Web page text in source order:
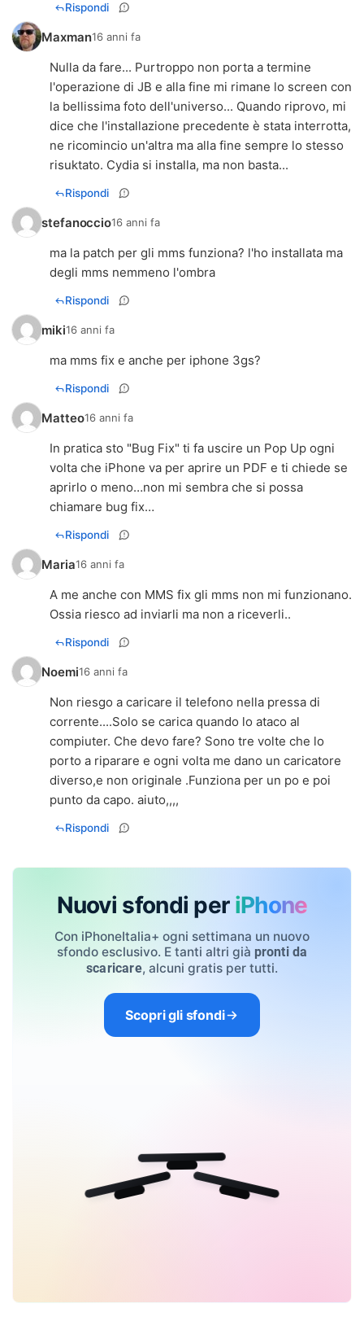
Rispondi
Maxman16 anni fa
Nulla da fare... Purtroppo non porta a termine
l'operazione di JB e alla fine mi rimane lo screen con
la bellissima foto dell'universo... Quando riprovo, mi
dice che l'installazione precedente è stata interrotta,
ne ricomincio un'altra ma alla fine sempre lo stesso
risuktato. Cydia si installa, ma non basta...
Rispondi
stefanoccio16 anni fa
ma la patch per gli mms funziona? l'ho installata ma
degli mms nemmeno l'ombra
Rispondi
miki16 anni fa
ma mms fix e anche per iphone 3gs?
Rispondi
Matteo16 anni fa
In pratica sto "Bug Fix" ti fa uscire un Pop Up ogni
volta che iPhone va per aprire un PDF e ti chiede se
aprirlo o meno…non mi sembra che si possa
chiamare bug fix…
Rispondi
Maria16 anni fa
A me anche con MMS fix gli mms non mi funzionano.
Ossia riesco ad inviarli ma non a riceverli..
Rispondi
Noemi16 anni fa
Non riesgo a caricare il telefono nella pressa di
corrente....Solo se carica quando lo ataco al
compiuter. Che devo fare? Sono tre volte che lo
porto a riparare e ogni volta me dano un caricatore
diverso,e non originale .Funziona per un po e poi
punto da capo. aiuto,,,,
Rispondi
Nuovi sfondi per iPhone
Con iPhoneItalia+ ogni settimana un nuovo
sfondo esclusivo. E tanti altri già pronti da
scaricare, alcuni gratis per tutti.
Scopri gli sfondi